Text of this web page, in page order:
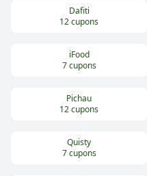
Dafiti
12cupons
iFood
7cupons
Pichau
12cupons
Quisty
7cupons